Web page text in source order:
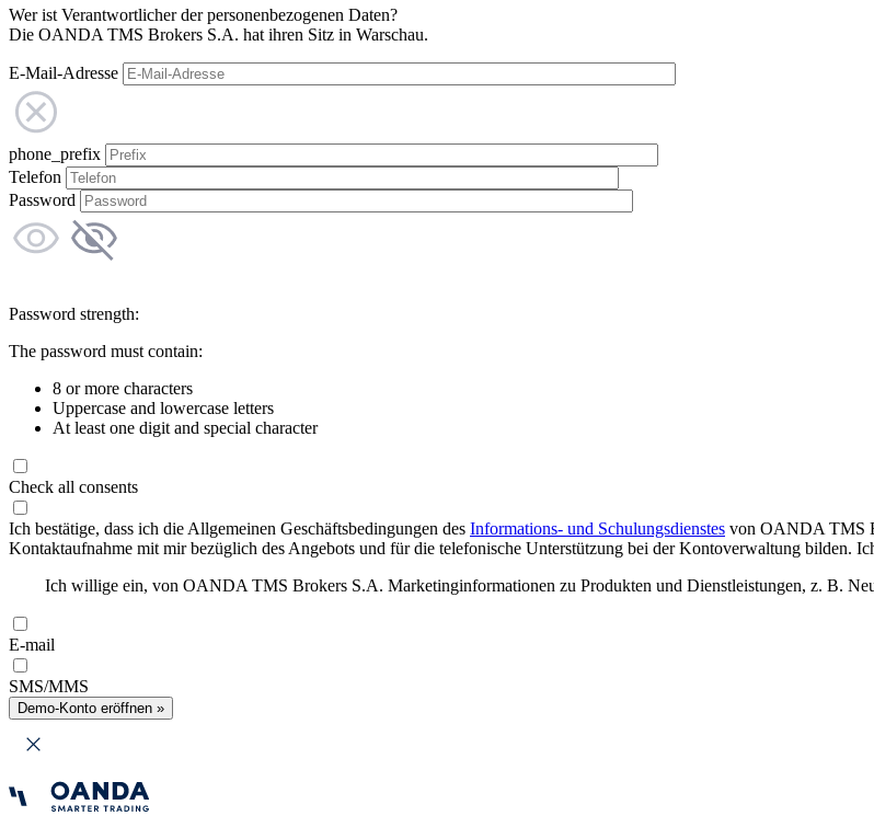
Wer ist Verantwortlicher der personenbezogenen Daten?
Die OANDA TMS Brokers S.A. hat ihren Sitz in Warschau.
E-Mail-Adresse
phone_prefix
Telefon
Password
Password strength:
The password must contain:
8 or more characters
Uppercase and lowercase letters
At least one digit and special character
Check all consents
Ich bestätige, dass ich die Allgemeinen Geschäftsbedingungen des Informations- und Schulungsdienstes von OANDA TMS
Kontaktaufnahme mit mir bezüglich des Angebots und für die telefonische Unterstützung bei der Kontoverwaltung bilden.
Ich willige ein, von OANDA TMS Brokers S.A. Marketinginformationen zu Produkten und Dienstleistungen, z. B.
E-mail
SMS/MMS
Demo-Konto eröffnen »